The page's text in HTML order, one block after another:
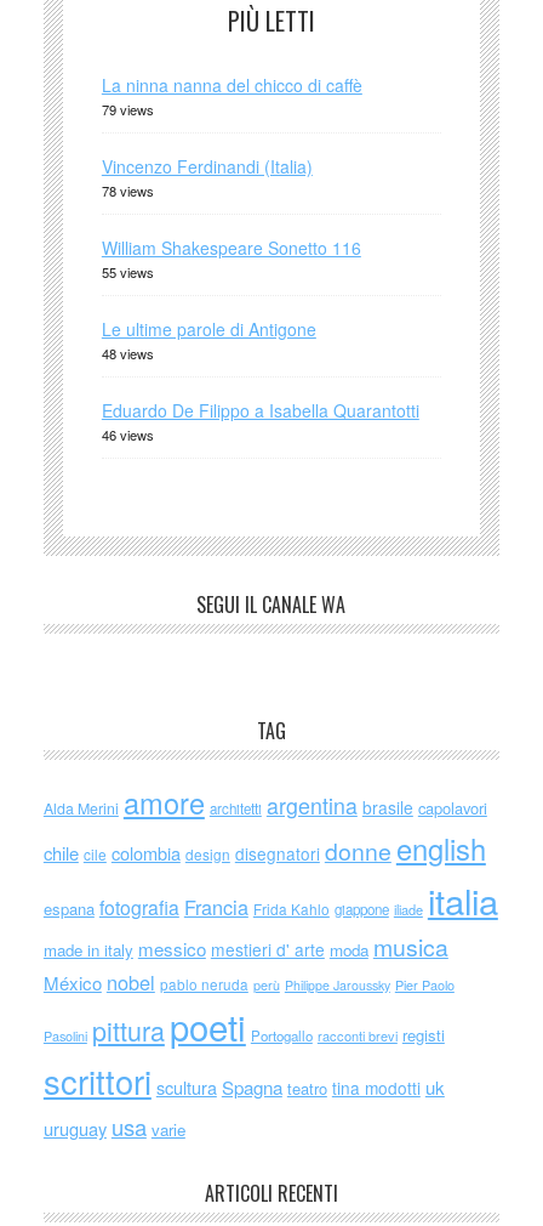
PIÙ LETTI
La ninna nanna del chicco di caffè
79 views
Vincenzo Ferdinandi (Italia)
78 views
William Shakespeare Sonetto 116
55 views
Le ultime parole di Antigone
48 views
Eduardo De Filippo a Isabella Quarantotti
46 views
SEGUI IL CANALE WA
TAG
Alda Merini amore architetti argentina brasile capolavori
chile cile colombia design disegnatori donne english
espana fotografia Francia Frida Kahlo giappone iliade italia
made in italy messico mestieri d' arte moda musica
México nobel pablo neruda perù Philippe Jaroussky Pier Paolo
Pasolini pitturapoeti Portogallo racconti brevi registi
scrittori scultura Spagna teatro tina modotti uk
uruguay usa varie
ARTICOLI RECENTI